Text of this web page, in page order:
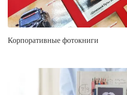
Корпоративные фотокниги